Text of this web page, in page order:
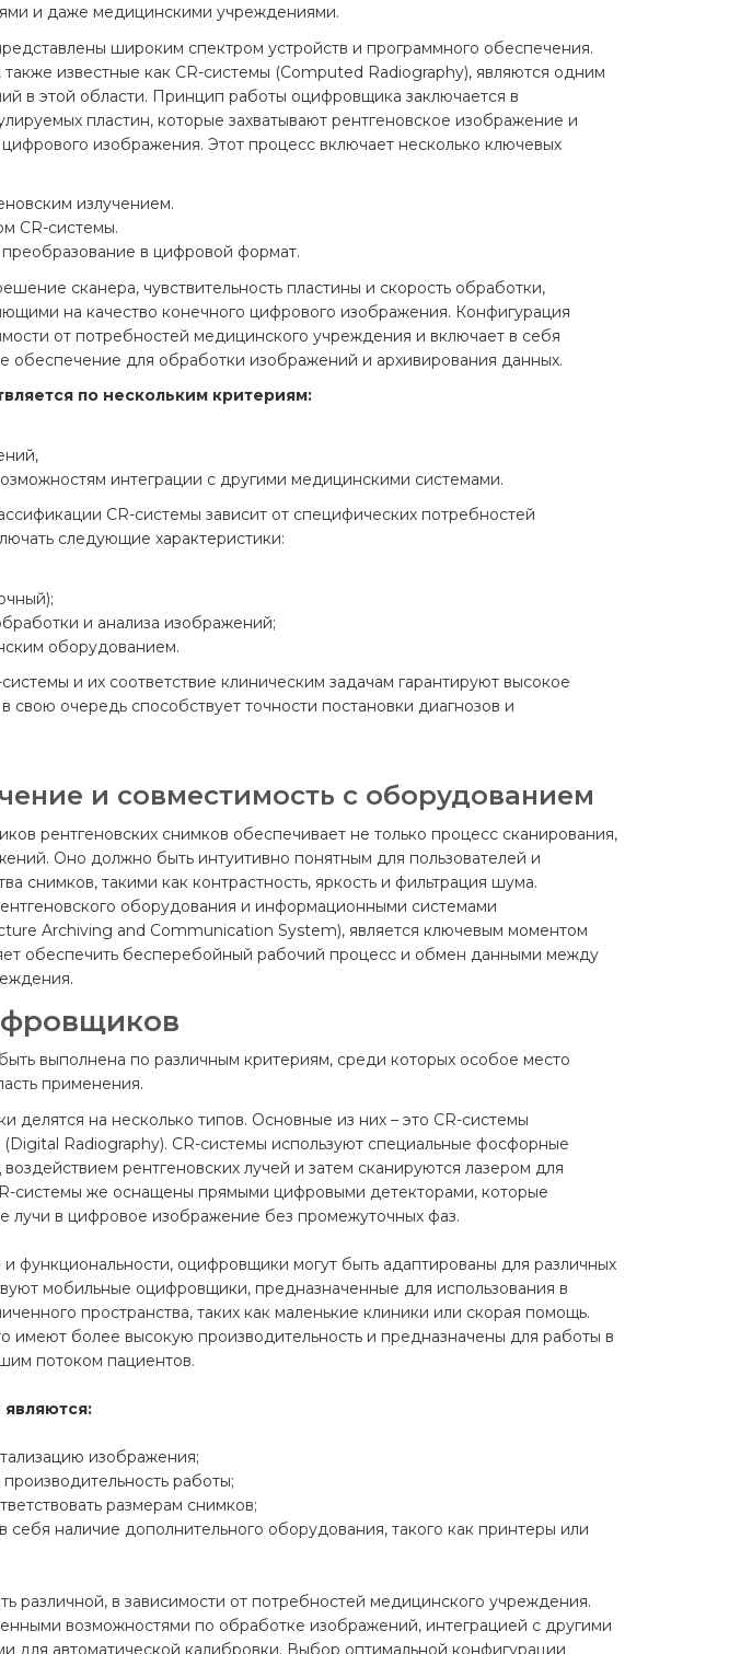
и даже медицинскими учреждениями.
широким спектром устройств и программного обеспечения.
известные как CR-системы (Computed Radiography), являются одним
в этой области. Принцип работы оцифровщика заключается в
пластин, которые захватывают рентгеновское изображение и
изображения. Этот процесс включает несколько ключевых
излучением.
CR-системы.
в цифровой формат.
сканера, чувствительность пластины и скорость обработки,
на качество конечного цифрового изображения. Конфигурация
от потребностей медицинского учреждения и включает в себя
обеспечение для обработки изображений и архивирования данных.
по нескольким критериям:
интеграции с другими медицинскими системами.
CR-системы зависит от специфических потребностей
следующие характеристики:
и анализа изображений;
оборудованием.
и их соответствие клиническим задачам гарантируют высокое
свою очередь способствует точности постановки диагнозов и
и совместимость с оборудованием
рентгеновских снимков обеспечивает не только процесс сканирования,
Оно должно быть интуитивно понятным для пользователей и
снимков, такими как контрастность, яркость и фильтрация шума.
оборудования и информационными системами
Archiving and Communication System), является ключевым моментом
обеспечить бесперебойный рабочий процесс и обмен данными между
выполнена по различным критериям, среди которых особое место
применения.
на несколько типов. Основные из них – это CR-системы
Radiography). CR-системы используют специальные фосфорные
рентгеновских лучей и затем сканируются лазером для
системы же оснащены прямыми цифровыми детекторами, которые
лучи в цифровое изображение без промежуточных фаз.
функциональности, оцифровщики могут быть адаптированы для различных
мобильные оцифровщики, предназначенные для использования в
пространства, таких как маленькие клиники или скорая помощь.
имеют более высокую производительность и предназначены для работы в
потоком пациентов.
изображения;
работы;
размерам снимков;
наличие дополнительного оборудования, такого как принтеры или
различной, в зависимости от потребностей медицинского учреждения.
возможностями по обработке изображений, интеграцией с другими
для автоматической калибровки. Выбор оптимальной конфигурации